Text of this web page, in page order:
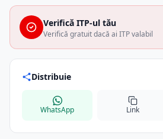
Verifică ITP-ul tău
Verifică gratuit dacă ai ITP valabil
Distribuie
WhatsApp Link